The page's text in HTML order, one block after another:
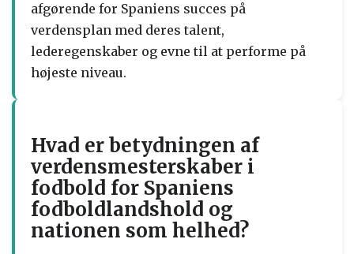
afgørende for Spaniens succes på
verdensplan med deres talent,
lederegenskaber og evne til at performe på
højeste niveau.
Hvad er betydningen af
verdensmesterskaber i
fodbold for Spaniens
fodboldlandshold og
nationen som helhed?